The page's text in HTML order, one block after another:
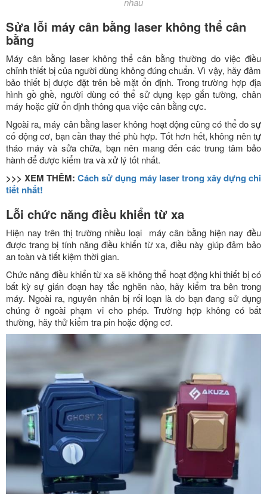
Sửa lỗi máy cân bằng laser không thể cân
bằng
Máy cân bằng laser không thể cân bằng thường do việc điều
chỉnh thiết bị của người dùng không đúng chuẩn. Vì vậy, hãy đảm
bảo thiết bị được đặt trên bề mặt ổn định. Trong trường hợp địa
hình gồ ghề, người dùng có thể sử dụng kẹp gắn tường, chân
máy hoặc giữ ổn định thông qua việc cân bằng cực.
Ngoài ra, máy cân bằng laser không hoạt động cũng có thể do sự
cố động cơ, bạn cần thay thế phù hợp. Tốt hơn hết, không nên tự
tháo máy và sửa chữa, bạn nên mang đến các trung tâm bảo
hành để được kiểm tra và xử lý tốt nhất.
>>> XEM THÊM:Cách sử dụng máy laser trong xây dựng chi
tiết nhất!
Lỗi chức năng điều khiển từ xa
Hiện nay trên thị trường nhiều loại máy cân bằng hiện nay đều
được trang bị tính năng điều khiển từ xa, điều này giúp đảm bảo
an toàn và tiết kiệm thời gian.
Chức năng điều khiển từ xa sẽ không thể hoạt động khi thiết bị có
bất kỳ sự gián đoạn hay tắc nghẽn nào, hãy kiểm tra bên trong
máy. Ngoài ra, nguyên nhân bị rối loạn là do bạn đang sử dụng
chúng ở ngoài phạm vi cho phép. Trường hợp không có bất
thường, hãy thử kiểm tra pin hoặc động cơ.